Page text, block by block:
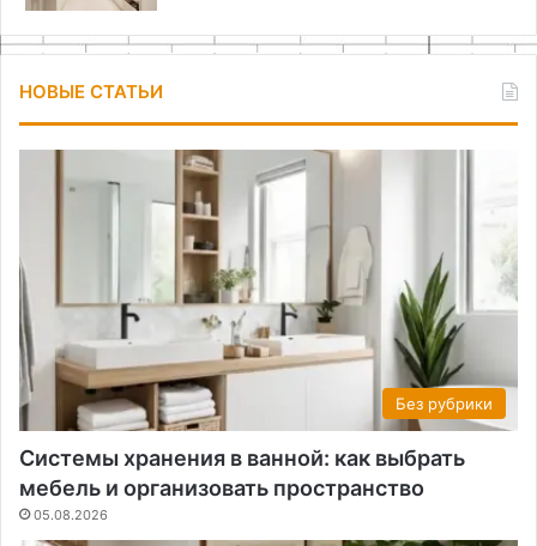
НОВЫЕ СТАТЬИ
Без рубрики
Системы хранения в ванной: как выбрать
мебель и организовать пространство
05.08.2026